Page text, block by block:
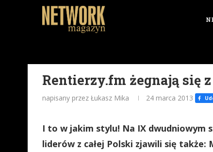
Rentierzy.fm żegnają się
napisany przez Łukasz Mika 24 marca 2013
I to w jakim stylu! Na IX dwudniowym
liderów z całej Polski zjawili się także: